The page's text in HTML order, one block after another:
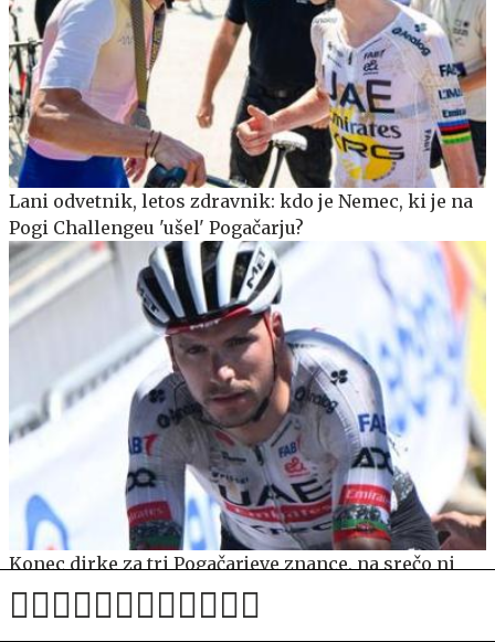
Lani odvetnik, letos zdravnik: kdo je Nemec, ki je na
Pogi Challengeu 'ušel' Pogačarju?
Konec dirke za tri Pogačarjeve znance, na srečo ni
bilo zlomov